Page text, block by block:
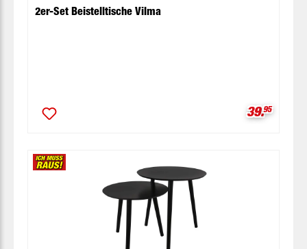
2er-Set Beistelltische Vilma
39.95